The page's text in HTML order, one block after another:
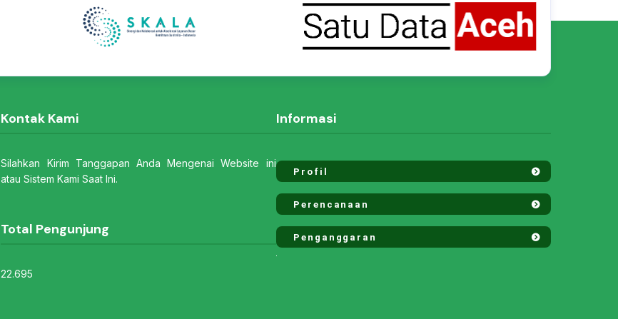
Kontak Kami
Silahkan Kirim Tanggapan Anda Mengenai Website ini
atau Sistem Kami Saat Ini.
Total Pengunjung
22.695
Informasi
Profil
Perencanaan
Penganggaran